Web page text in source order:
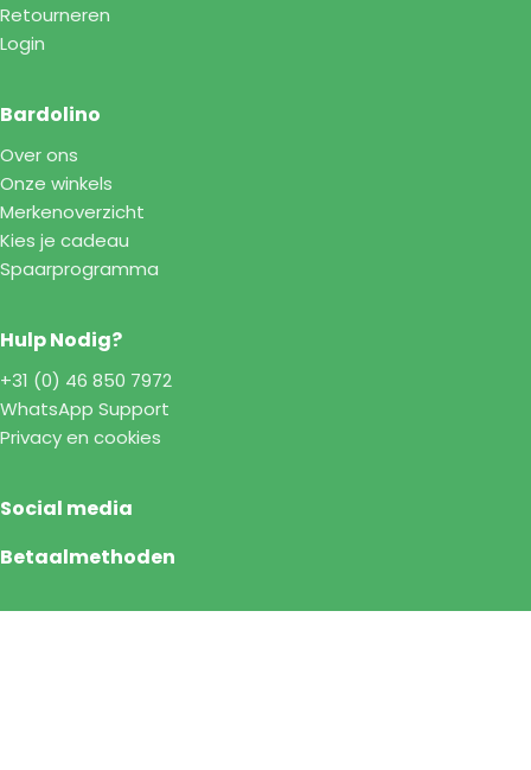
Retourneren
Login
Bardolino
Over ons
Onze winkels
Merkenoverzicht
Kies je cadeau
Spaarprogramma
Hulp Nodig?
+31 (0) 46 850 7972
WhatsApp Support
Privacy en cookies
Social media
Betaalmethoden